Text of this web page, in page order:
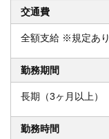
交通費
全額支給 ※規定あり
勤務期間
長期（3ヶ月以上）
勤務時間